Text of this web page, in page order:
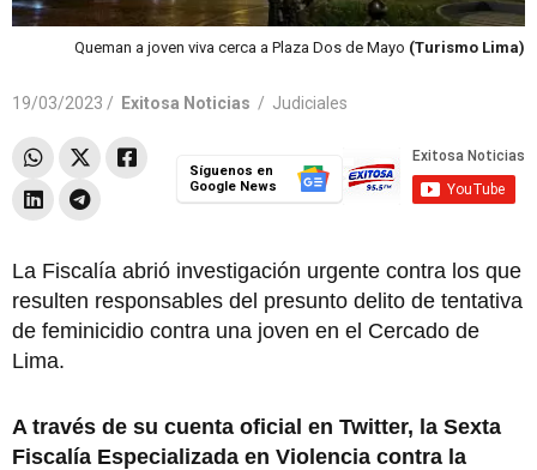
Queman a joven viva cerca a Plaza Dos de Mayo (Turismo Lima)
19/03/2023 / Exitosa Noticias / Judiciales
Síguenos en
Google News
La Fiscalía abrió investigación urgente contra los que
resulten responsables del presunto delito de tentativa
de feminicidio contra una joven en el Cercado de
Lima.
A través de su cuenta oficial en Twitter, la Sexta
Fiscalía Especializada en Violencia contra la